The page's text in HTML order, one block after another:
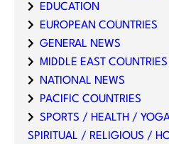
EDUCATION
EUROPEAN COUNTRIES
GENERAL NEWS
MIDDLE EAST COUNTRIES
NATIONAL NEWS
PACIFIC COUNTRIES
SPORTS / HEALTH /
SPIRITUAL / RELIGIOUS /